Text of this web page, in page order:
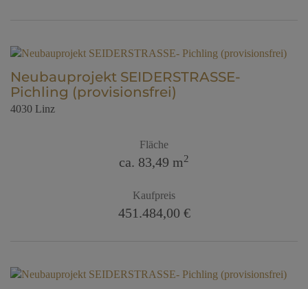
Neubauprojekt SEIDERSTRASSE-
Pichling (provisionsfrei)
4030 Linz
Fläche
ca. 83,49 m2
Kaufpreis
451.484,00 €